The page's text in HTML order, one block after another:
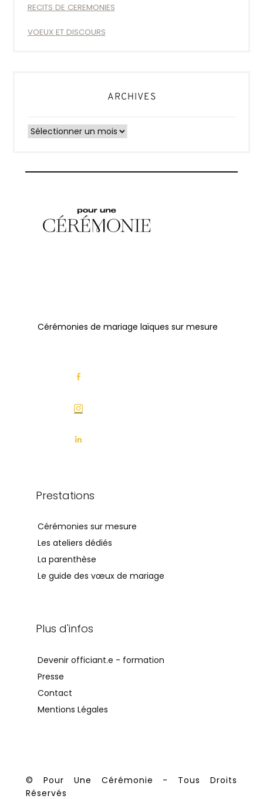
RECITS DE CEREMONIES
VOEUX ET DISCOURS
ARCHIVES
Archives
Cérémonies de mariage laïques sur mesure
Prestations
Cérémonies sur mesure
Les ateliers dédiés
La parenthèse
Le guide des vœux de mariage
Plus d'infos
Devenir officiant.e - formation
Presse
Contact
Mentions Légales
© Pour Une Cérémonie - Tous Droits
Réservés